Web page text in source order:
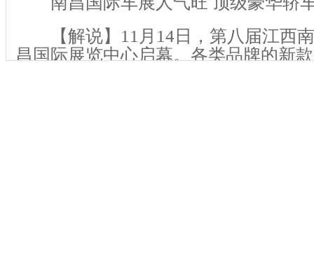
【解说】11月14日，第八届江西
昌国际展览中心启幕。各类品牌的新